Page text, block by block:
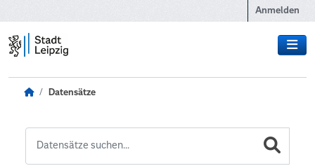
Anmelden
Datensätze